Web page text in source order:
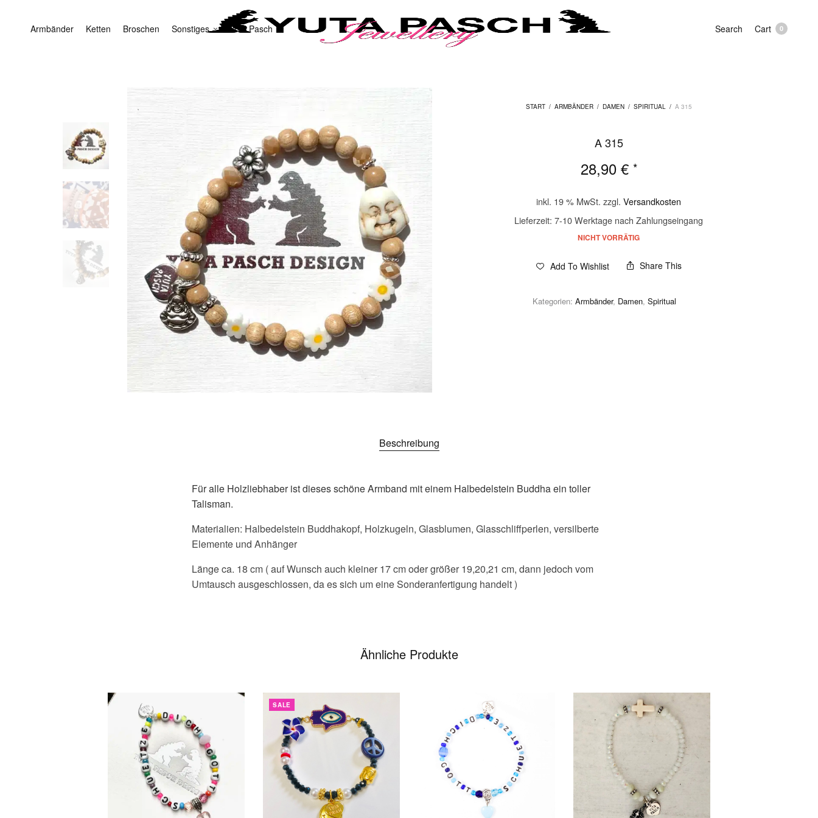
Armbänder Ketten Broschen Sonstiges Yuta Pasch Search Cart 0
START / ARMBÄNDER / DAMEN / SPIRITUAL / A 315
A 315
28,90 € *
inkl. 19 % MwSt. zzgl.Versandkosten
Lieferzeit:7-10 Werktage nach Zahlungseingang
NICHT VORRÄTIG
Add To Wishlist Share This
Kategorien: Armbänder, Damen, Spiritual
Beschreibung
Für alle Holzliebhaber ist dieses schöne Armband mit einem Halbedelstein Buddha ein toller
Talisman.
Materialien: Halbedelstein Buddhakopf, Holzkugeln, Glasblumen, Glasschliffperlen, versilberte
Elemente und Anhänger
Länge ca. 18 cm ( auf Wunsch auch kleiner 17 cm oder größer 19,20,21 cm, dann jedoch vom
Umtausch ausgeschlossen, da es sich um eine Sonderanfertigung handelt )
Ähnliche Produkte
SALE